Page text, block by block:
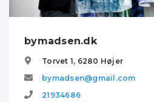
bymadsen.dk
Torvet 1, 6280 Højer
bymadsen@gmail.com
21934686